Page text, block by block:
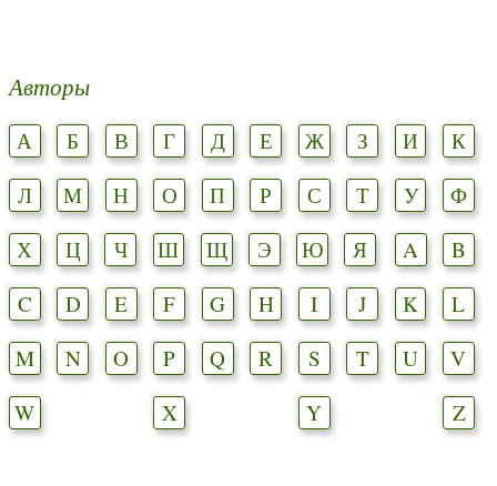
Авторы
А Б В Г Д Е Ж З И
К
Л
М Н О П Р С Т У
Ф
Х
Ц Ч Ш Щ Э Ю Я A
B
C
D E F G H I J K
L
M
N O P Q R S T U
V
W
X Y Z